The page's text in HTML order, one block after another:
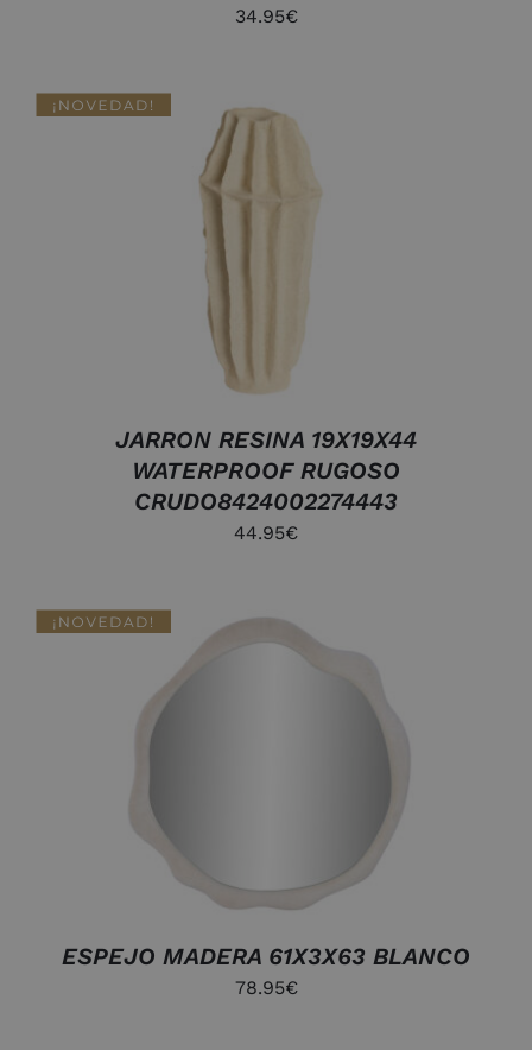
34.95€
AÑADIR AL CARRITO
JARRON RESINA 19X19X44
WATERPROOF RUGOSO
CRUDO8424002274443
44.95€
ESPEJO MADERA 61X3X63 BLANCO
78.95€